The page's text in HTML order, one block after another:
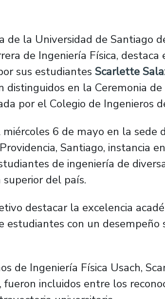
de la Universidad de Santiago
de Ingeniería Física, destaca
sus estudiantes Scarlette
distinguidos en la Ceremonia
por el Colegio de Ingenieros
6 de mayo en la sede
Santiago, instancia
de ingeniería de
del país.
destacar la excelencia
estudiantes con un desempeño
de Ingeniería Física Usach,
incluidos entre los